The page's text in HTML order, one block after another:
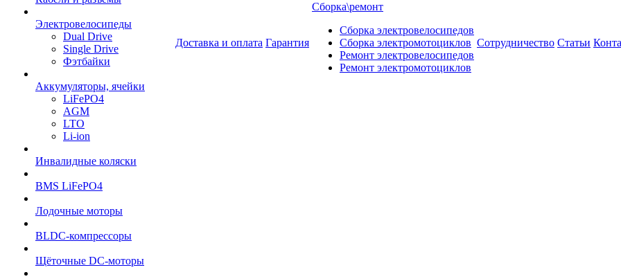
Электровелосипеды
Dual Drive
Single Drive
Фэтбайки
Аккумуляторы, ячейки
LiFePO4
AGM
LTO
Li-ion
Инвалидные коляски
BMS LiFePO4
Лодочные моторы
BLDC-компрессоры
Щёточные DC-моторы
Доставка и оплата Гарантия
Сборка\ремонт
Сборка электровелосипедов
Сборка электромотоциклов
Ремонт электровелосипедов
Ремонт электромотоциклов
Сотрудничество Статьи